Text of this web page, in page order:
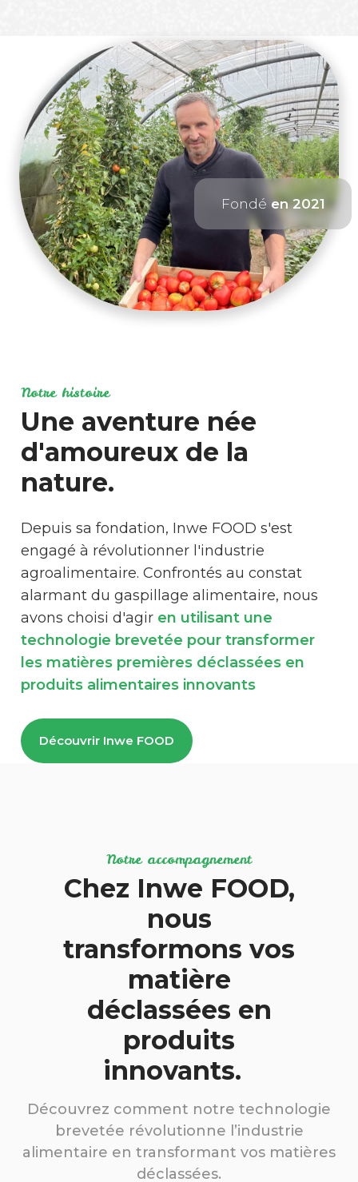
Fondé en 2021
Notre histoire
Une aventure née
d'amoureux de la
nature.
Depuis sa fondation, Inwe FOOD s'est
engagé à révolutionner l'industrie
agroalimentaire. Confrontés au constat
alarmant du gaspillage alimentaire, nous
avons choisi d'agir en utilisant une
technologie brevetée pour transformer
les matières premières déclassées en
produits alimentaires innovants
Découvrir Inwe FOOD
Notre accompagnement
Chez Inwe FOOD,
nous
transformons vos
matière
déclassées en
produits
innovants.
Découvrez comment notre technologie
brevetée révolutionne l’industrie
alimentaire en transformant vos matières
déclassées.